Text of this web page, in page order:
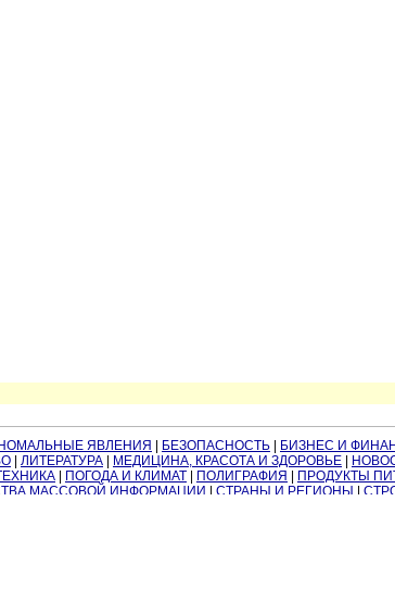
ЯВЛЕНИЯ БЕЗОПАСНОСТЬ БИЗНЕС И
ЛИТЕРАТУРА МЕДИЦИНА, КРАСОТА И ЗДОРОВЬЕ
ПОГОДА И КЛИМАТ ПОЛИГРАФИЯ ПРОДУКТЫ
МАССОВОЙ ИНФОРМАЦИИ | СТРАНЫ И РЕГИОНЫ |